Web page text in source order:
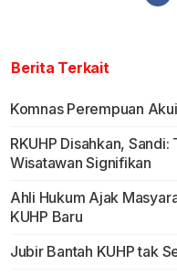
Berita Terkait
Komnas Perempuan
RKUHP Disahkan,
Wisatawan Signifikan
Ahli Hukum Ajak
KUHP Baru
Jubir Bantah KUHP tak